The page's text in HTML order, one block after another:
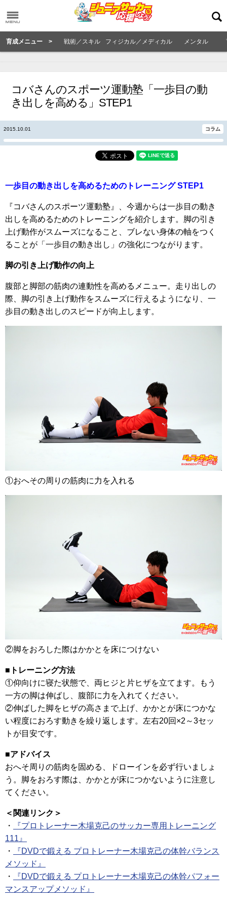
育成メニュー > 戦術／スキル フィジカル／メディカル メンタル
コバさんのスポーツ運動塾「一歩目の動
き出しを高める」STEP1
2015.10.01 コラム
一歩目の動き出しを高めるためのトレーニング STEP1
『コバさんのスポーツ運動塾』、今週からは一歩目の動き
出しを高めるためのトレーニングを紹介します。脚の引き
上げ動作がスムーズになること、ブレない身体の軸をつく
ることが「一歩目の動き出し」の強化につながります。
脚の引き上げ動作の向上
腹部と脚部の筋肉の連動性を高めるメニュー。走り出しの
際、脚の引き上げ動作をスムーズに行えるようになり、一
歩目の動き出しのスピードが向上します。
①おへその周りの筋肉に力を入れる
②脚をおろした際はかかとを床につけない
■トレーニング方法
①仰向けに寝た状態で、両ヒジと片ヒザを立てます。もう
一方の脚は伸ばし、腹部に力を入れてください。
②伸ばした脚をヒザの高さまで上げ、かかとが床につかな
い程度におろす動きを繰り返します。左右20回×2～3セッ
トが目安です。
■アドバイス
おへそ周りの筋肉を固める、ドローインを必ず行いましょ
う。脚をおろす際は、かかとが床につかないように注意し
てください。
＜関連リンク＞
・
『プロトレーナー木場克己のサッカー専用トレーニング
111』
・
『DVDで鍛える プロトレーナー木場克己の体幹バランス
メソッド』
・
『DVDで鍛える プロトレーナー木場克己の体幹パフォー
マンスアップメソッド』